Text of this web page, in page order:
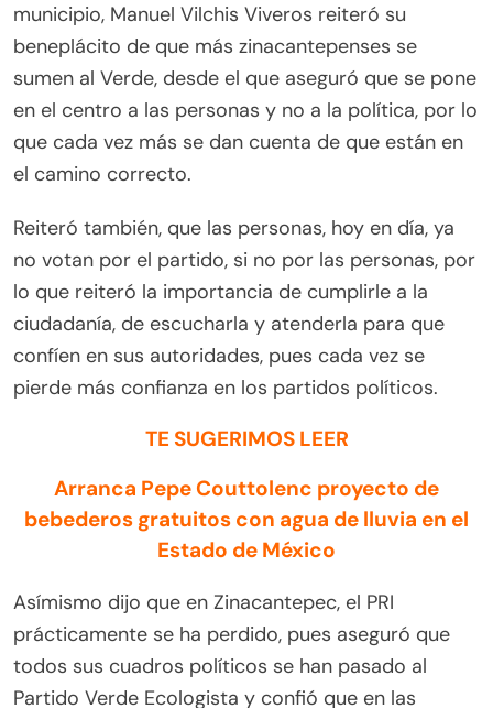
municipio, Manuel Vilchis Viveros reiteró su
beneplácito de que más zinacantepenses se
sumen al Verde, desde el que aseguró que se pone
en el centro a las personas y no a la política, por lo
que cada vez más se dan cuenta de que están en
el camino correcto.
Reiteró también, que las personas, hoy en día, ya
no votan por el partido, si no por las personas, por
lo que reiteró la importancia de cumplirle a la
ciudadanía, de escucharla y atenderla para que
confíen en sus autoridades, pues cada vez se
pierde más confianza en los partidos políticos.
TE SUGERIMOS LEER
Arranca Pepe Couttolenc proyecto de
bebederos gratuitos con agua de lluvia en el
Estado de México
Asímismo dijo que en Zinacantepec, el PRI
prácticamente se ha perdido, pues aseguró que
todos sus cuadros políticos se han pasado al
Partido Verde Ecologista y confió que en las